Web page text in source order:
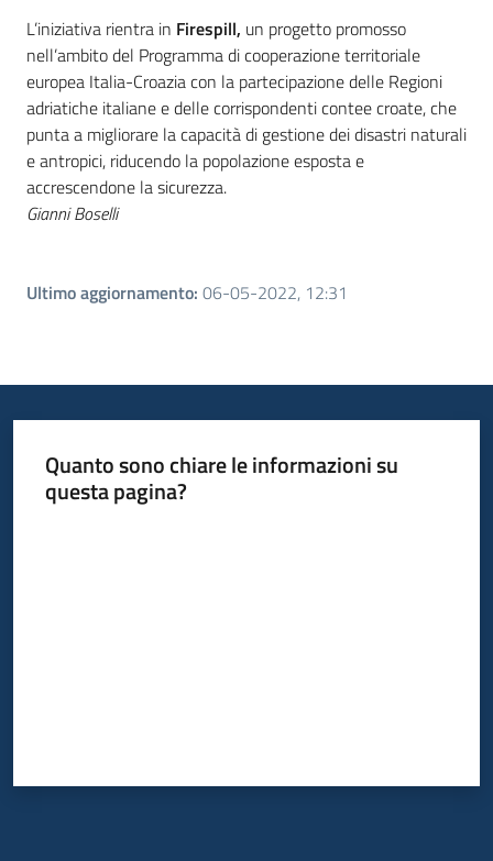
L’iniziativa rientra in Firespill, un progetto promosso
nell’ambito del Programma di cooperazione territoriale
europea Italia-Croazia con la partecipazione delle Regioni
adriatiche italiane e delle corrispondenti contee croate, che
punta a migliorare la capacità di gestione dei disastri naturali
e antropici, riducendo la popolazione esposta e
accrescendone la sicurezza.
Gianni Boselli
Ultimo aggiornamento: 06-05-2022, 12:31
Quanto sono chiare le informazioni su
questa pagina?